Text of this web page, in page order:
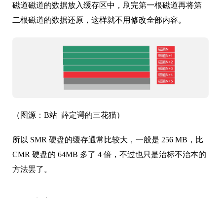
磁道磁道的数据放入缓存区中，刷完第一根磁道再将第
二根磁道的数据还原，这样就不用修改全部内容。
（图源：B站 薛定谔的三花猫）
所以 SMR 硬盘的缓存通常比较大，一般是 256 MB，比
CMR 硬盘的 64MB 多了 4 倍，不过也只是治标不治本的
方法罢了。